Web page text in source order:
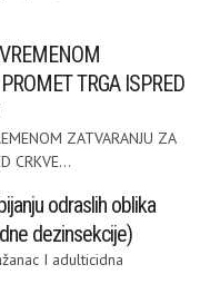
TRGA ISPRED
ZATVARANJU ZA
CRKVE...
odraslih oblika
dezinsekcije)
I adulticidna